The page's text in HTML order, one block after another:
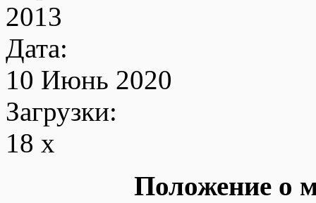
2013
Дата:
10 Июнь 2020
Загрузки:
18 x
Положение о